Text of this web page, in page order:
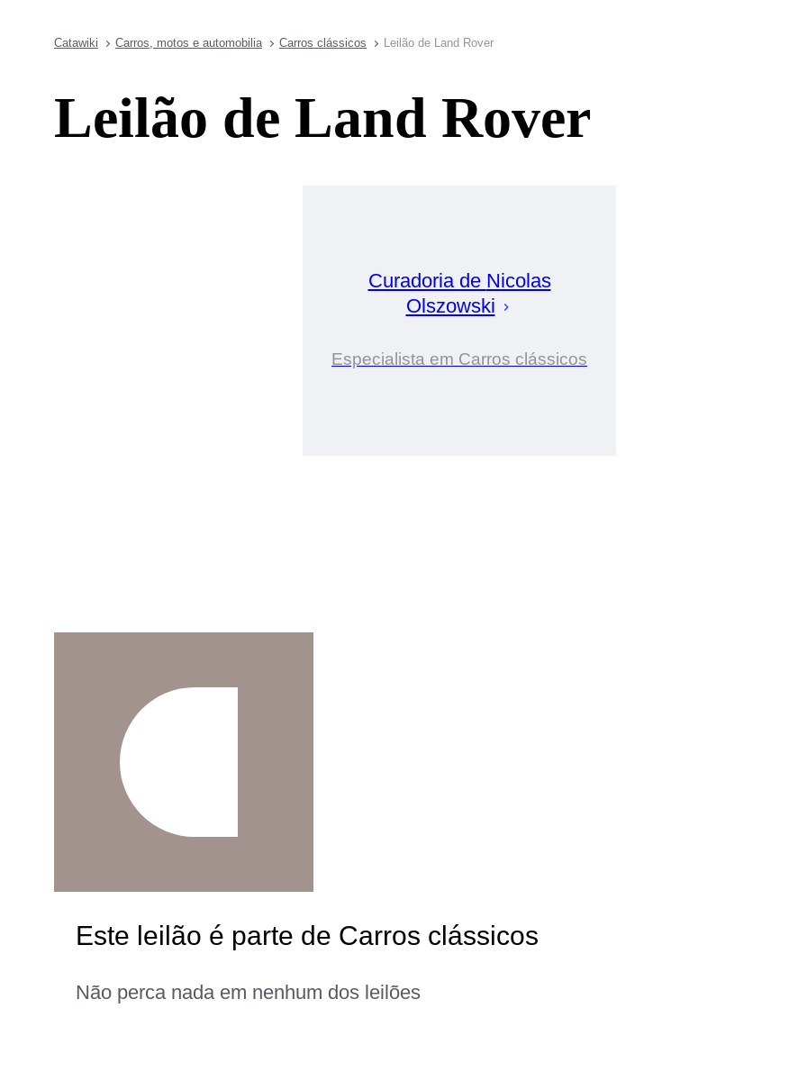
Catawiki Carros, motos e automobilia Carros clássicos Leilão de Land Rover
Leilão de Land Rover
Curadoria de Nicolas
Olszowski
Especialista em Carros clássicos
Este leilão é parte de Carros clássicos
Não perca nada em nenhum dos leilões